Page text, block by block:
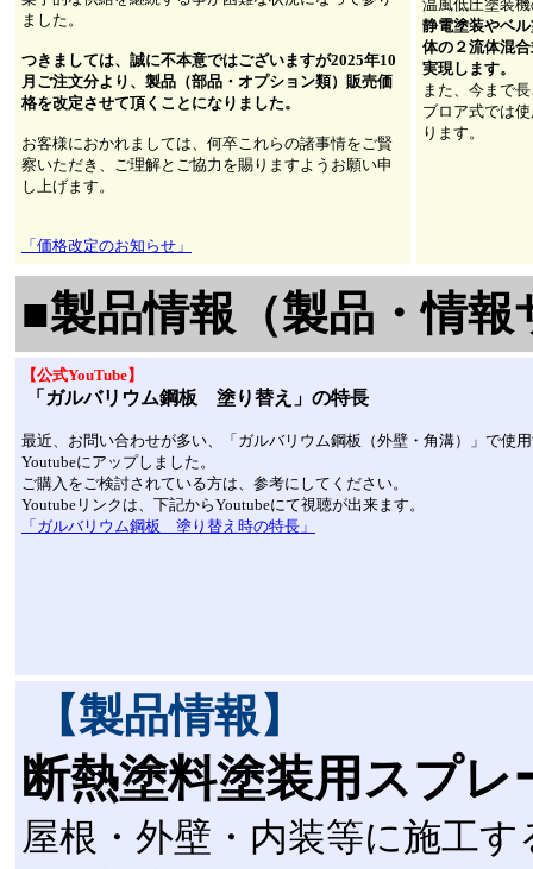
ました。
つきましては、誠に不本意ではございますが2025年10
月ご注文分より、製品（部品・オプション類）販売価
格を改定させて頂くことになりました。
お客様におかれましては、何卒これらの諸事情をご賢
察いただき、ご理解とご協力を賜りますようお願い申
し上げます。
「価格改定のお知らせ」
温風低圧塗装
静電塗装やベ
体の２流体混
実現します。
また、今まで
ブロア式では
ります。
■製品情報（製品・情報
【公式YouTube】
「ガルバリウム鋼板 塗り替え」の特長
最近、お問い合わせが多い、「ガルバリウム鋼板（外壁・角溝）」で使
Youtubeにアップしました。
ご購入をご検討されている方は、参考にしてください。
Youtubeリンクは、下記からYoutubeにて視聴が出来ます。
「ガルバリウム鋼板 塗り替え時の特長」
【製品情報】
断熱塗料塗装用スプレ
屋根・外壁・内装等に施工す